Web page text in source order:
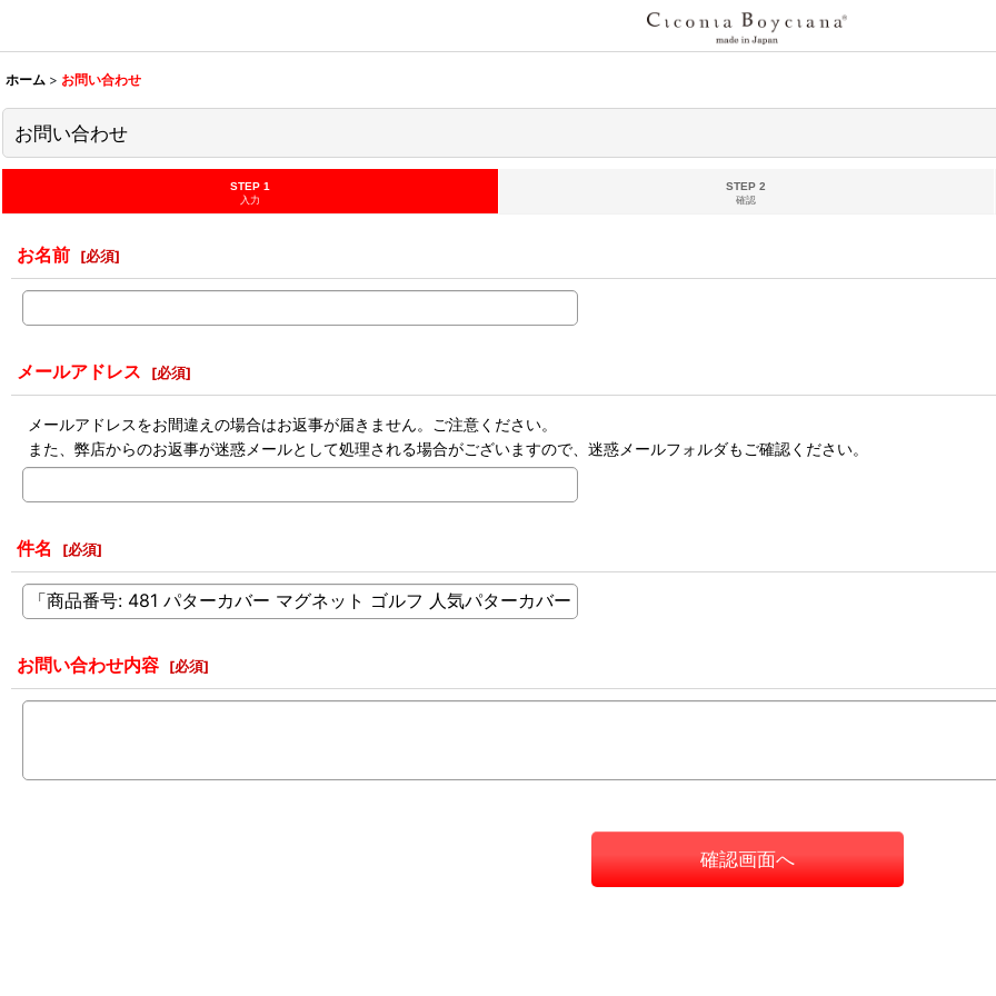
ホーム > お問い合わせ
お問い合わせ
STEP 1
入力
STEP 2
確認
お名前 [必須]
メールアドレス [必須]
メールアドレスをお間違えの場合はお返事が届きません。ご注意ください。
また、弊店からのお返事が迷惑メールとして処理される場合がございますので、迷惑メールフォルダもご確認ください。
件名 [必須]
お問い合わせ内容 [必須]
確認画面へ